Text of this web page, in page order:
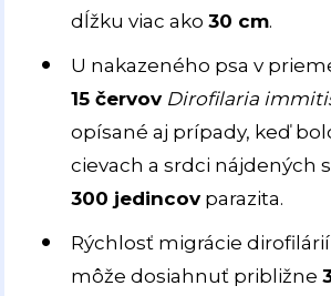
dĺžku viac ako30 cm.
U nakazeného psa v
15 červov Dirofilaria
opísané aj prípady, keď
cievach a srdci nájdených
300 jedincovparazita.
Rýchlosť migrácie
môže dosiahnuť približne